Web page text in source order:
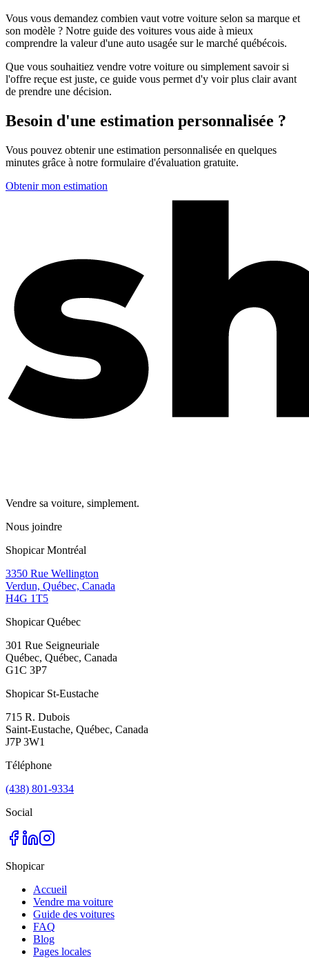
Vous vous demandez combien vaut votre voiture selon sa marque et
son modèle ? Notre guide des voitures vous aide à mieux
comprendre la valeur d'une auto usagée sur le marché québécois.
Que vous souhaitiez vendre votre voiture ou simplement savoir si
l'offre reçue est juste, ce guide vous permet d'y voir plus clair avant
de prendre une décision.
Besoin d'une estimation personnalisée ?
Vous pouvez obtenir une estimation personnalisée en quelques
minutes grâce à notre formulaire d'évaluation gratuite.
Obtenir mon estimation
Vendre sa voiture, simplement.
Nous joindre
Shopicar Montréal
3350 Rue Wellington
Verdun, Québec, Canada
H4G 1T5
Shopicar Québec
301 Rue Seigneuriale
Québec, Québec, Canada
G1C 3P7
Shopicar St-Eustache
715 R. Dubois
Saint-Eustache, Québec, Canada
J7P 3W1
Téléphone
(438) 801-9334
Social
Shopicar
Accueil
Vendre ma voiture
Guide des voitures
FAQ
Blog
Pages locales